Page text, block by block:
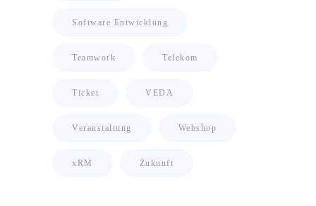
Software Entwicklung
Teamwork Telekom
Ticket VEDA
Veranstaltung Webshop
xRM Zukunft